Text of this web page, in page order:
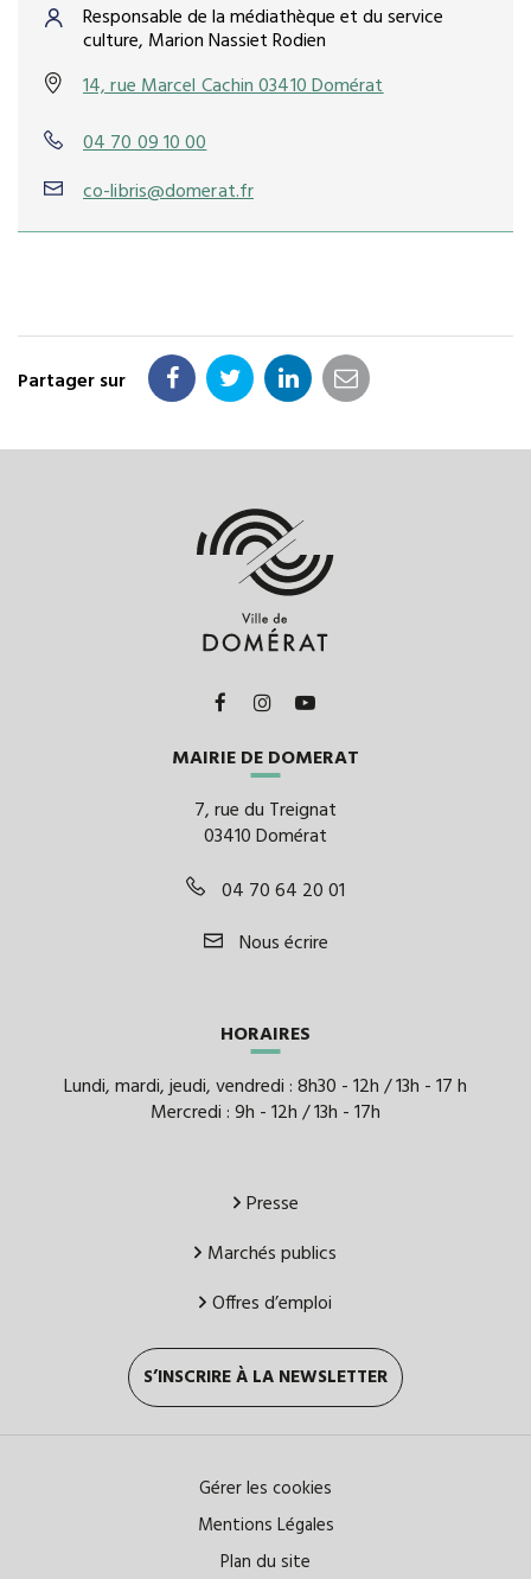
Responsable de la médiathèque et du service
culture, Marion Nassiet Rodien
14, rue Marcel Cachin 03410 Domérat
04 70 09 10 00
co-libris@domerat.fr
Partager sur
Partager
Facebook
Partager
Twitter
Partager
LinkedIn
Partager
email
Lien
le
Facebook
Lien
le
Instagram
la
Youtube
MAIRIE DE DOMERAT
7, rue du Treignat
03410 Domérat
04 70 64 20 01
Nous écrire
HORAIRES
Lundi, mardi, jeudi, vendredi : 8h30 - 12h / 13h - 17 h
Mercredi : 9h - 12h / 13h - 17h
Presse
Marchés publics
Offres d’emploi
S’INSCRIRE À LA NEWSLETTER
Gérer les cookies
Mentions Légales
Plan du site